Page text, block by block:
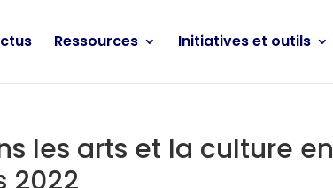
Ressources Initiatives et outils
les arts et la culture en